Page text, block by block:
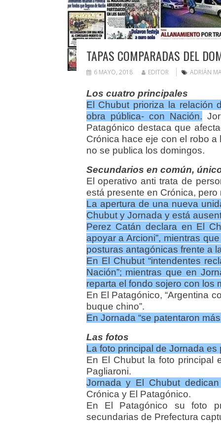
TAPAS COMPARADAS DEL
6 MAYO, 2018 EDITOR ADRIÁN
Los cuatro principales
El Chubut prioriza la relación
obra pública- con Nación.
Patagónico destaca que
Crónica hace eje con el robo
no se publica los domingos.
Secundarios en común,
El operativo anti trata de
está presente en Crónica,
La apertura de una nueva
Chubut y Jornada y está
Perez Catán declara en El
apoyar a Arcioni”, mientras
posturas antagónicas frente a
En El Chubut “intendentes
Nación”; mientras que en
reparta el fondo sojero con los
En El Patagónico, “Argentina
buque chino”.
En Jornada “se patentaron
Las fotos
La foto principal de Jornada
En El Chubut la foto principal
Pagliaroni.
Jornada y El Chubut
Crónica y El Patagónico.
En El Patagónico su foto
secundarias de Prefectura